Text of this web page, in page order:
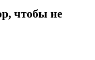
чтобы не